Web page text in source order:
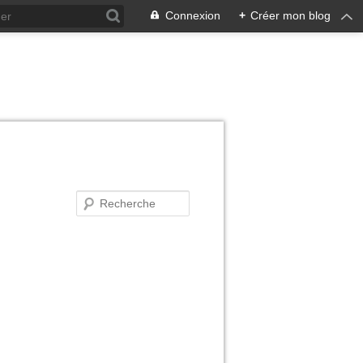
Connexion + Créer mon blog